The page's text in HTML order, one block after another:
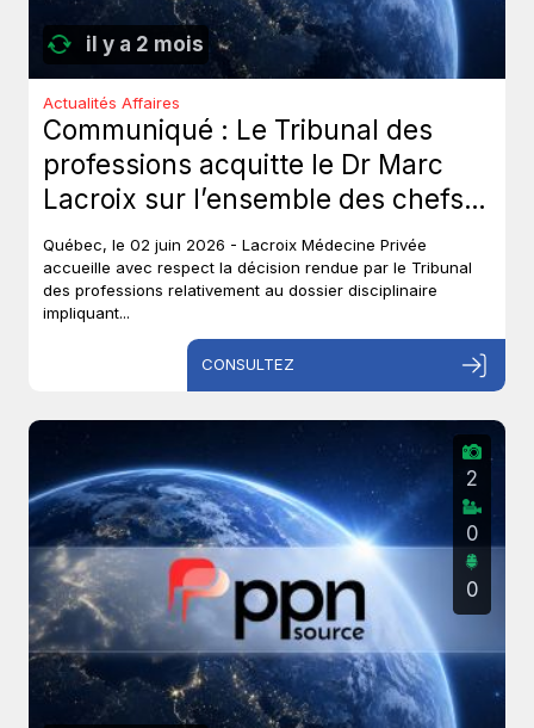
il y a 2 mois
Actualités Affaires
Communiqué : Le Tribunal des
professions acquitte le Dr Marc
Lacroix sur l’ensemble des chefs
et met un terme à près de six ans
de procédures disciplinaires.
Québec, le 02 juin 2026 - Lacroix Médecine Privée
accueille avec respect la décision rendue par le Tribunal
des professions relativement au dossier disciplinaire
impliquant...
CONSULTEZ
2
0
0